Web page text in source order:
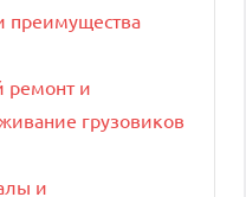
преимущества
ремонт и
грузовиков
и